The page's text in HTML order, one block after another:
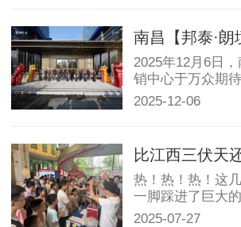
2025年12月6日
销中心于万众期
放现场，众多来宾
2025-12-06
热！热！热！这
一脚踩进了巨大
面晒得发烫，蝉鸣
2025-07-27